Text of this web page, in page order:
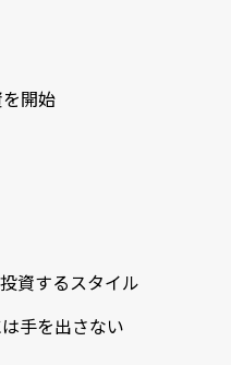
開始
資するスタイル
手を出さない